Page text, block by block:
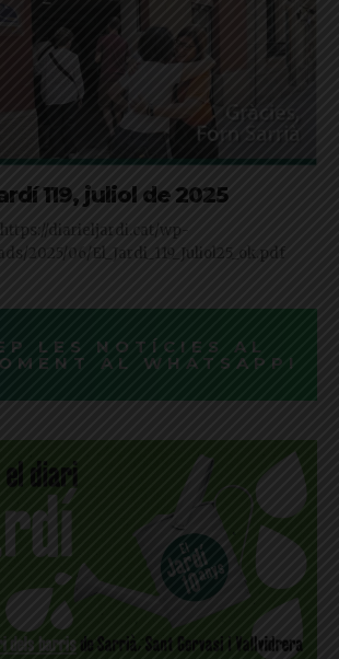
119, juliol de 2025
https://diarieljardi.cat/wp-
2025/06/El_Jardi_119_Juliol25_ok.pdf
LES NOTÍCIES AL
AL WHATSAPP!